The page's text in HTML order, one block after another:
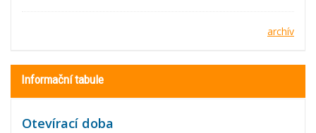
archív
Informační tabule
Otevírací doba